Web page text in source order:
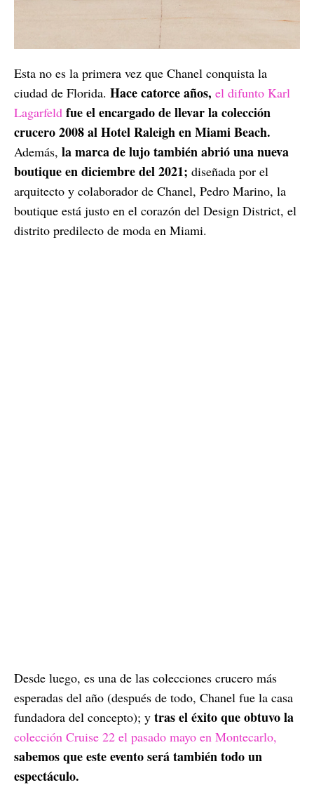
Esta no es la primera vez que Chanel conquista la
ciudad de Florida. Hace catorce años, el difunto Karl
Lagarfeld fue el encargado de llevar la colección
crucero 2008 al Hotel Raleigh en Miami Beach.
Además, la marca de lujo también abrió una nueva
boutique en diciembre del 2021; diseñada por el
arquitecto y colaborador de Chanel, Pedro Marino, la
boutique está justo en el corazón del Design District, el
distrito predilecto de moda en Miami.
Desde luego, es una de las colecciones crucero más
esperadas del año (después de todo, Chanel fue la casa
fundadora del concepto); y tras el éxito que obtuvo la
colección Cruise 22 el pasado mayo en Montecarlo,
sabemos que este evento será también todo un
espectáculo.